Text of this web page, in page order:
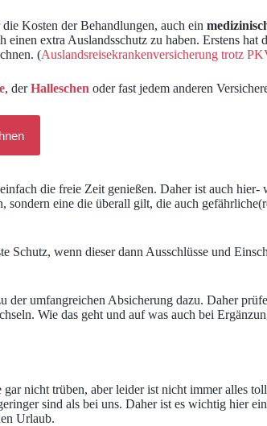
Kosten der Behandlungen, auch ein
einen extra Auslandsschutz zu haben. Erstens
(Auslandsreisekrankenversicherung trotz
, derHalleschen oder fast jedem anderen
die freie Zeit genießen. Daher ist auch
eine die überall gilt, die auch
wenn dieser dann Ausschlüsse und
umfangreichen Absicherung dazu. Daher
Wie das geht und auf was auch bei
nicht trüben, aber leider ist nicht immer alles
sind als bei uns. Daher ist es wichtig hier
Urlaub.